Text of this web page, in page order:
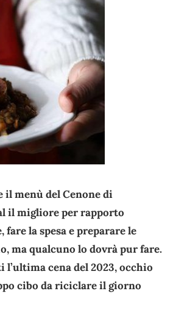
il menù del Cenone di
il migliore per rapporto
la spesa e preparare le
ma qualcuno lo dovrà pur fare.
cena del 2023, occhio
cibo da riciclare il giorno